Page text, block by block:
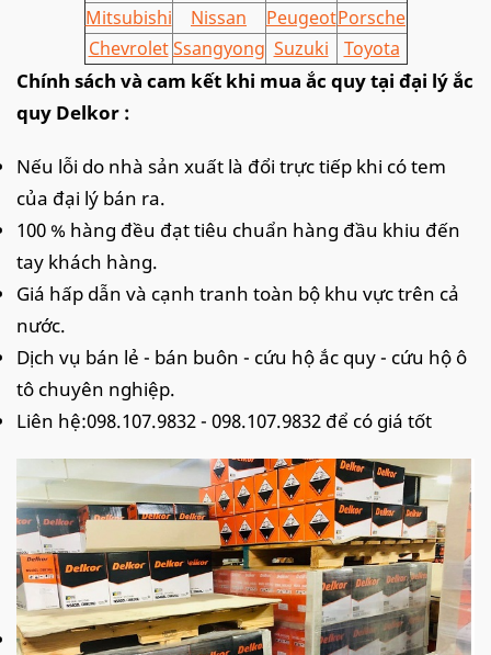
Mitsubishi
Nissan PeugeotPorsche
Chevrolet Ssangyong Suzuki Toyota
Chính sách và cam kết khi mua ắc quy tại đại lý ắc
quy Delkor :
Nếu lỗi do nhà sản xuất là đổi trực tiếp khi có tem
của đại lý bán ra.
100 % hàng đều đạt tiêu chuẩn hàng đầu khiu đến
tay khách hàng.
Giá hấp dẫn và cạnh tranh toàn bộ khu vực trên cả
nước.
Dịch vụ bán lẻ - bán buôn - cứu hộ ắc quy - cứu hộ ô
tô chuyên nghiệp.
Liên hệ:098.107.9832 - 098.107.9832 để có giá tốt